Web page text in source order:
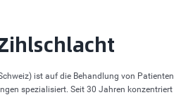
ist auf die Behandlung von Patienten
spezialisiert. Seit 30 Jahren konzentriert